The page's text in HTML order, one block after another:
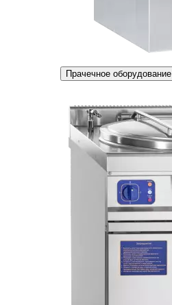
Прачечное оборудование